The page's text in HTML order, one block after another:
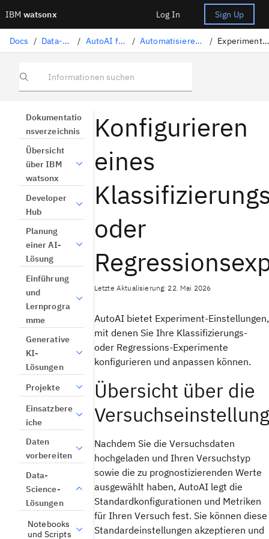
IBM watsonx Log In Sign Up
Docs / Data-Science-Lösungen / AutoAI für maschinelles Lernen / Automatisieren eines Experiments zum maschinellen Lernen / Experimenteinstellungen konfigurieren
Informationen suchen
Dokumentatio
nsverzeichnis
Übersicht
über IBM
watsonx
Developer
Hub
Planung
einer AI-
Lösung
Einführung
und
Lernprogra
mme
Generative
KI-
Lösungen
Projekte
Einsatzbere
iche
Daten
vorbereiten
Data-
Science-
Lösungen
Notebooks
und Scripts
Konfigurieren
eines
oder
Letzte Aktualisierung: 22. Mai 2026
AutoAI bietet Experiment-Einstellungen,
mit denen Sie Ihre Klassifizierungs-
oder Regressions-Experimente
konfigurieren und anpassen können.
Übersicht über die
Nachdem Sie die Versuchsdaten
hochgeladen und Ihren Versuchstyp
sowie die zu prognostizierenden Werte
ausgewählt haben, AutoAI legt die
Standardkonfigurationen und Metriken
für Ihren Versuch fest. Sie können diese
Standardeinstellungen akzeptieren und